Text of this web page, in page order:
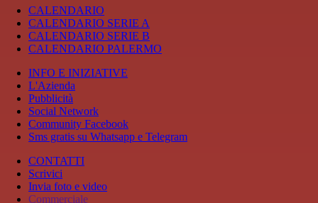
CALENDARIO
CALENDARIO SERIE A
CALENDARIO SERIE B
CALENDARIO PALERMO
INFO E INIZIATIVE
L'Azienda
Pubblicità
Social Network
Community Facebook
Sms gratis su Whatsapp e Telegram
CONTATTI
Scrivici
Invia foto e video
Commerciale